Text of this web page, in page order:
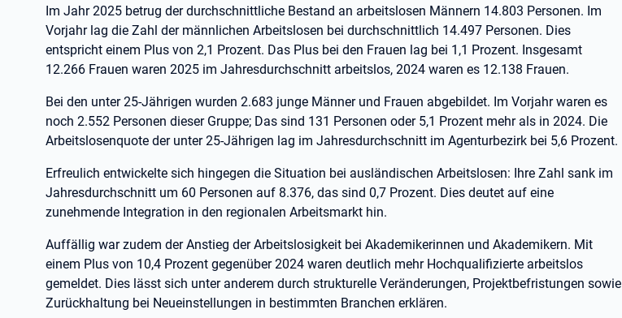
Im Jahr 2025 betrug der durchschnittliche Bestand an arbeitslosen Männern 14.803 Personen. Im
Vorjahr lag die Zahl der männlichen Arbeitslosen bei durchschnittlich 14.497 Personen. Dies
entspricht einem Plus von 2,1 Prozent. Das Plus bei den Frauen lag bei 1,1 Prozent. Insgesamt
12.266 Frauen waren 2025 im Jahresdurchschnitt arbeitslos, 2024 waren es 12.138 Frauen.
Bei den unter 25-Jährigen wurden 2.683 junge Männer und Frauen abgebildet. Im Vorjahr waren es
noch 2.552 Personen dieser Gruppe; Das sind 131 Personen oder 5,1 Prozent mehr als in 2024. Die
Arbeitslosenquote der unter 25-Jährigen lag im Jahresdurchschnitt im Agenturbezirk bei 5,6 Prozent.
Erfreulich entwickelte sich hingegen die Situation bei ausländischen Arbeitslosen: Ihre Zahl sank im
Jahresdurchschnitt um 60 Personen auf 8.376, das sind 0,7 Prozent. Dies deutet auf eine
zunehmende Integration in den regionalen Arbeitsmarkt hin.
Auffällig war zudem der Anstieg der Arbeitslosigkeit bei Akademikerinnen und Akademikern. Mit
einem Plus von 10,4 Prozent gegenüber 2024 waren deutlich mehr Hochqualifizierte arbeitslos
gemeldet. Dies lässt sich unter anderem durch strukturelle Veränderungen, Projektbefristungen sowie
Zurückhaltung bei Neueinstellungen in bestimmten Branchen erklären.